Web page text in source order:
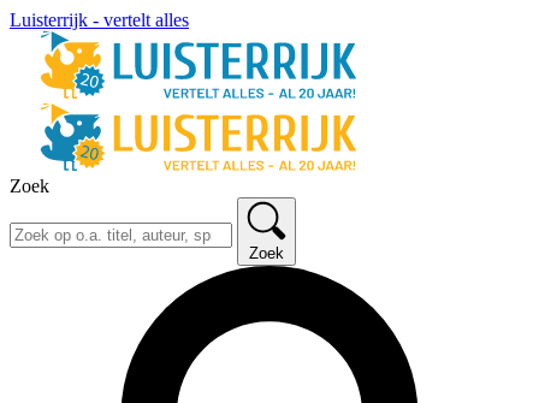
Luisterrijk - vertelt alles
Zoek
Zoek